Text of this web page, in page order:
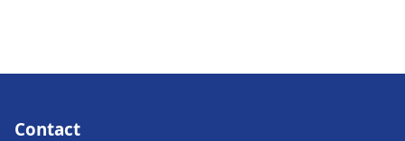
Contact